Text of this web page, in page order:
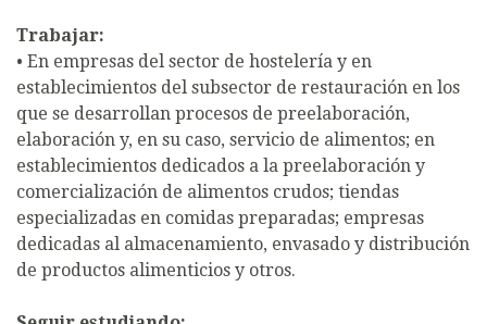
Trabajar:
• En empresas del sector de hostelería y en
establecimientos del subsector de restauración en los
que se desarrollan procesos de preelaboración,
elaboración y, en su caso, servicio de alimentos; en
establecimientos dedicados a la preelaboración y
comercialización de alimentos crudos; tiendas
especializadas en comidas preparadas; empresas
dedicadas al almacenamiento, envasado y distribución
de productos alimenticios y otros.